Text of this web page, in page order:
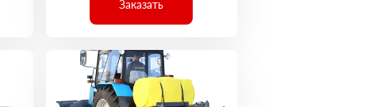
Заказать